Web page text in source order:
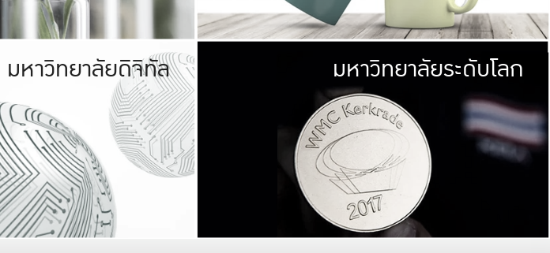
มหาวิทยาลัยรับผิดชอบต่อสังคม
ร่วมมือกับชุมชน เพื่อความกินดีอยู่ดี
และความสุขอย่างยั่งยืน
มองปัญหาในภาพกว้าง
แก้ไขจากปัญหาจุดเล็กๆ
มหาวิทยาลัยดิจิทัล มหาวิทยา
พร้อมที่จ
และผลักดันในการใช้ระบบส
เพื่อการทำงานแ
มหาวิทยาลัยระดับโลก